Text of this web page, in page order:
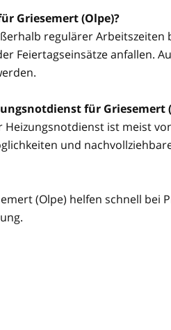
Griesemert (Olpe)?
regulärer Arbeitszeiten
Feiertagseinsätze anfallen.
für Griesemert
ist meist
und
(Olpe) helfen schnell bei